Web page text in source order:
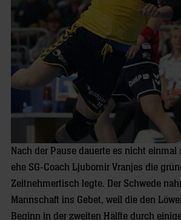
Nach der Pause dauerte es nicht einmal
ehe SG-Coach Ljubomir Vranjes die
Zeitnehmertisch legte. Der Schwede
Mannschaft ins Gebet, weil die den
Beginn in der zweiten Hälfte durch